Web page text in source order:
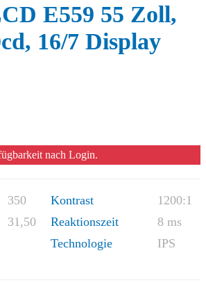
E559 55 Zoll,
16/7 Display
nach Login.
350 Kontrast
1200:1
31,50 Reaktionszeit
8 ms
Technologie IPS